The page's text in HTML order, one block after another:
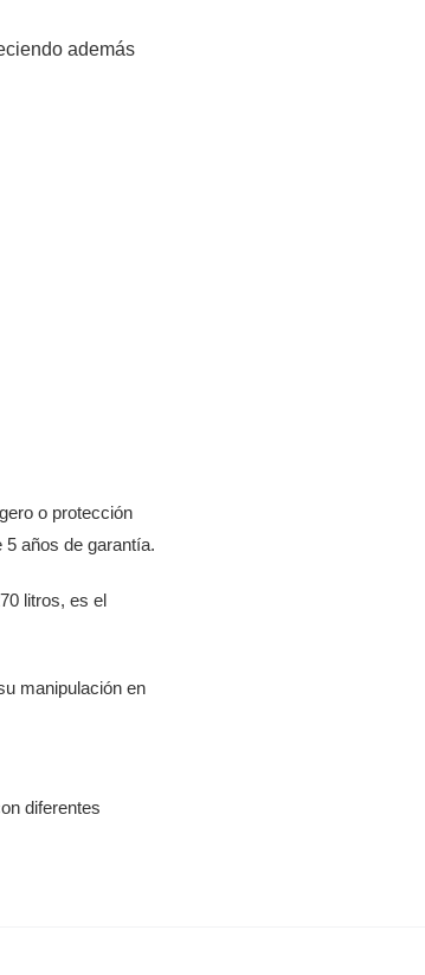
además
o protección
5 años de garantía.
litros, es el
manipulación en
diferentes